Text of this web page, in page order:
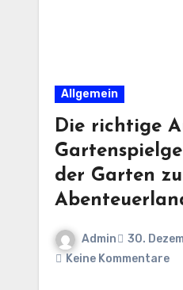
Allgemein
Die richtige
der Garten
Admin
30.
Keine Kommentare